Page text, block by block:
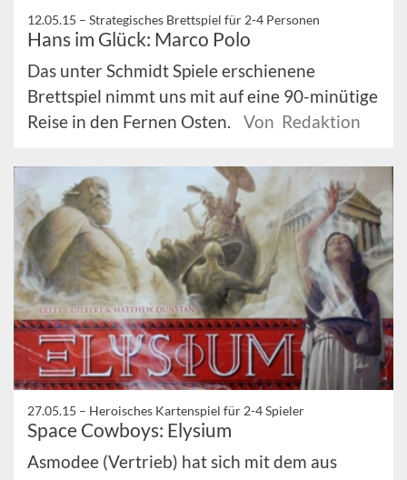
12.05.15 – Strategisches Brettspiel für 2-4 Personen
Hans im Glück: Marco Polo
Das unter Schmidt Spiele erschienene
Brettspiel nimmt uns mit auf eine 90-minütige
Reise in den Fernen Osten.
Von Redaktion
27.05.15 – Heroisches Kartenspiel für 2-4 Spieler
Space Cowboys: Elysium
Asmodee (Vertrieb) hat sich mit dem aus